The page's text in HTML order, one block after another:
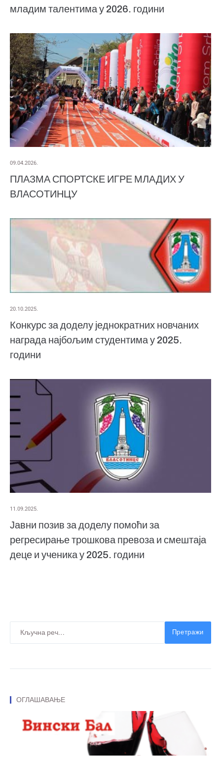
младим талентима у 2026. години
09.04.2026.
ПЛАЗМА СПОРТСКЕ ИГРЕ МЛАДИХ У
ВЛАСОТИНЦУ
20.10.2025.
Конкурс за доделу једнократних новчаних
награда најбољим студентима у 2025.
години
11.09.2025.
Јавни позив за доделу помоћи за
регресирање трошкова превоза и смештаја
деце и ученика у 2025. години
Претражи
ОГЛАШАВАЊЕ